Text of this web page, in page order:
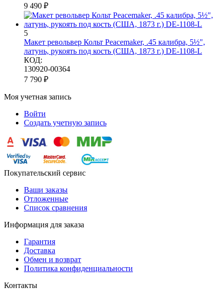
9 490 ₽
5
Макет револьвер Кольт Peacemaker, .45 калибра, 5½",
латунь, рукоять под кость (США, 1873 г.) DE-1108-L
КОД:
130920-00364
7 790 ₽
Моя учетная запись
Войти
Создать учетную запись
Покупательский сервис
Ваши заказы
Отложенные
Список сравнения
Информация для заказа
Гарантия
Доставка
Обмен и возврат
Политика конфиденциальности
Контакты